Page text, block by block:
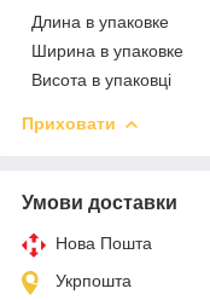
Длина в упаковке
Ширина в упаковке
Висота в упаковці
Приховати
Умови доставки
Нова Пошта
Укрпошта